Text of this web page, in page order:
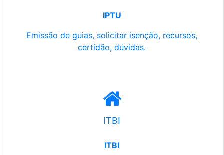
IPTU
Emissão de guias, solicitar isenção, recursos,
certidão, dúvidas.
ITBI
ITBI